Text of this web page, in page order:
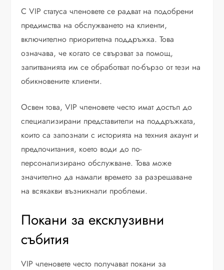
С VIP статуса членовете се радват на подобрени
предимства на обслужването на клиенти,
включително приоритетна поддръжка. Това
означава, че когато се свързват за помощ,
запитванията им се обработват по-бързо от тези на
обикновените клиенти.
Освен това, VIP членовете често имат достъп до
специализирани представители на поддръжката,
които са запознати с историята на техния акаунт и
предпочитания, което води до по-
персонализирано обслужване. Това може
значително да намали времето за разрешаване
на всякакви възникнали проблеми.
Покани за ексклузивни
събития
VIP членовете често получават покани за